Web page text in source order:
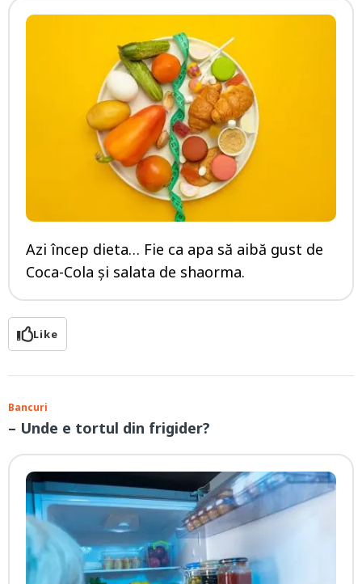
Azi încep dieta… Fie ca apa să aibă gust de
Coca-Cola și salata de shaorma.
Like
Bancuri
– Unde e tortul din frigider?